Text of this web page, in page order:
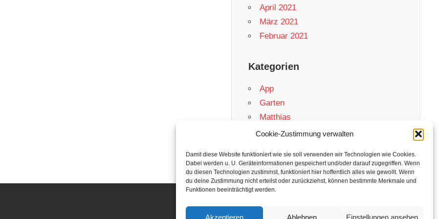
Cookie-Zustimmung verwalten
Damit diese Website funktioniert wie sie soll verwenden wir Technologien wie Cookies.
Dabei werden u. U. Geräteinformationen gespeichert und/oder darauf zugegriffen. Wenn
du diesen Technologien zustimmst, funktioniert hier hoffentlich alles wie gewollt. Wenn
du deine Zustimmung nicht erteilst oder zurückziehst, können bestimmte Merkmale und
Funktionen beeinträchtigt werden.
Akzeptieren Ablehnen Einstellungen ansehen
April 2021
März 2021
Februar 2021
Kategorien
App
Garten
Matthias
Netzwelt
Swift